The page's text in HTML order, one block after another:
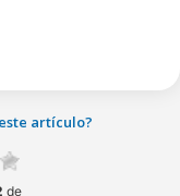
artículo?
de